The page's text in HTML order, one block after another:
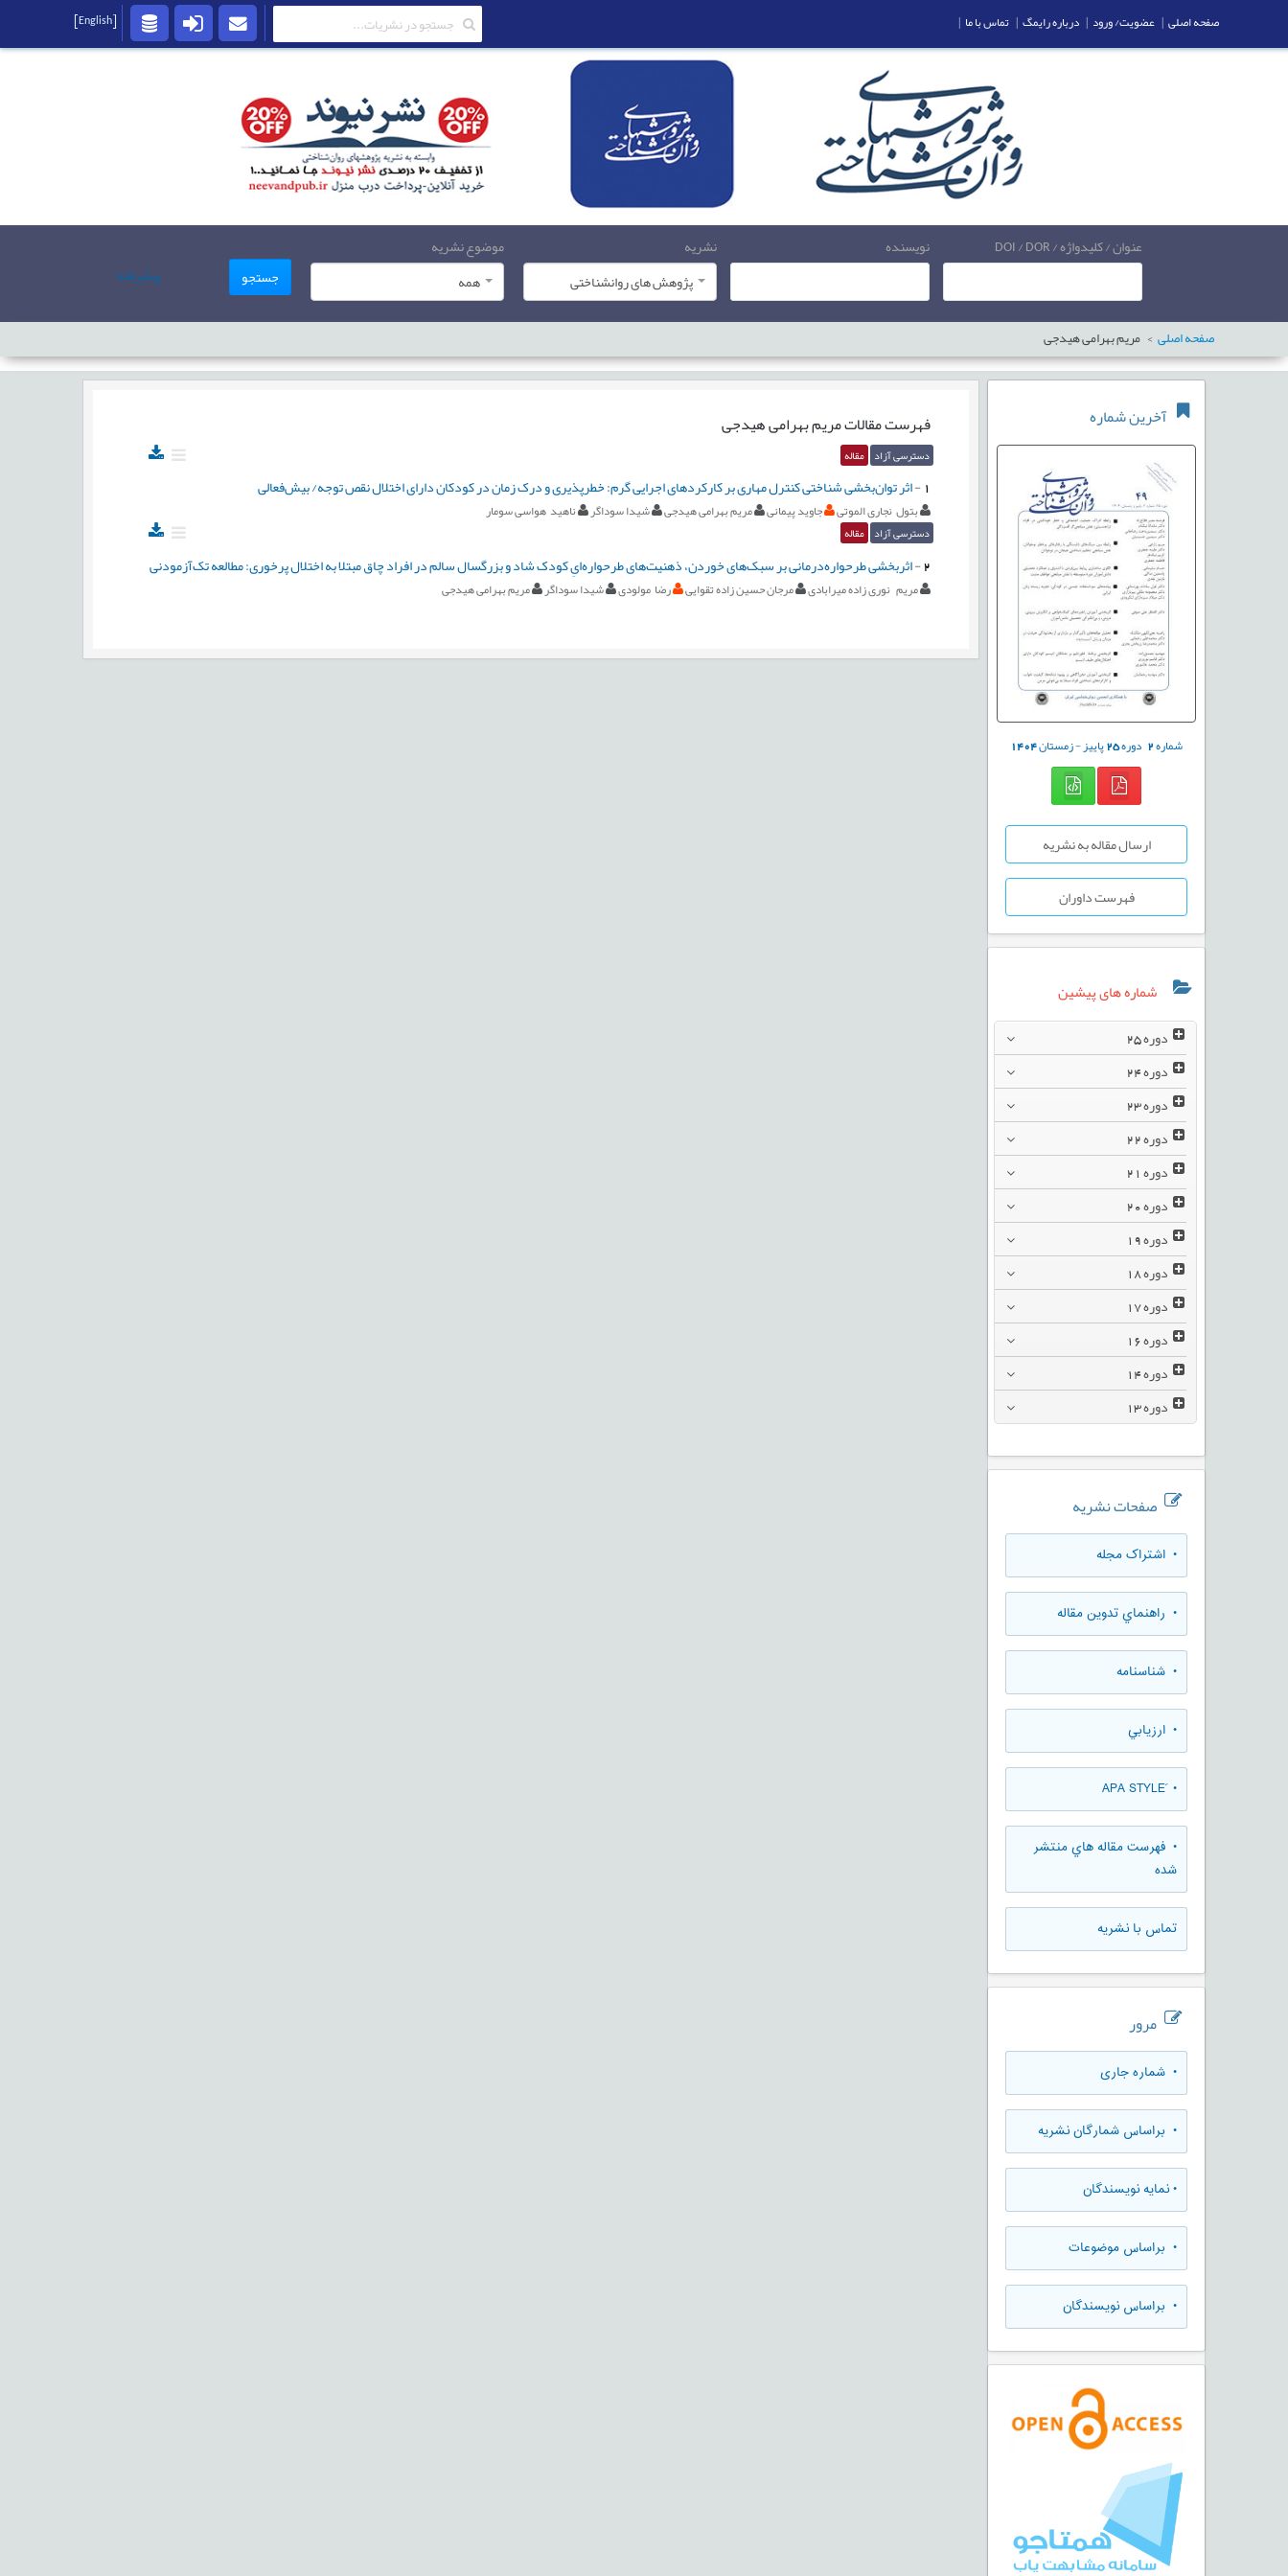
عنوان / کلیدواژه / DOI / DOR نویسنده
نشریه
پژوهش های روانشناختی
موضوع نشریه
همه
جستجو پیشرفته
صفحه اصلی مریم بهرامی هیدجی
آخرین شماره
شماره2 دوره25پاییز - زمستان1404
ارسال مقاله به نشریه
فهرست داوران
شماره های پیشین
دوره
دوره
دوره
دوره
دوره
دوره
دوره
دوره
دوره
دوره
دوره
دوره
صفحات نشریه
• اشتراک مجله
• راهنماي تدوين مقاله
• شناسنامه
• ارزيابي
• َAPA STYLE
• فهرست مقاله هاي منتشر
شده
تماس با نشریه
مرور
• شماره جاری
• براساس شمارگان نشریه
•نمایه نویسندگان
• براساس موضوعات
• براساس نویسندگان
فهرست مقالاتمریم بهرامی هیدجی
دسترسی آزاد مقاله
1
-اثر توان‌بخشی شناختی کنترل مهاری بر کارکردهای اجرایی گرم: خطرپذیری و درک زمان در کودکان دارای اختلال نقص توجه/ بیش‌فعالی
بتول نجاری الموتی جاوید پیمانی مریم بهرامی هیدجی شیدا سوداگر ناهید هواسی سومار
دسترسی آزاد مقاله
2
-اثربخشی طرحواره‌درمانی بر سبک‌های خوردن، ذهنیت‌های طرحواره‌ایِ کودک شاد و بزرگسال سالم در افراد چاق مبتلا به اختلال پرخوری: مطالعه تک‌آزمودنی
مریم نوری زاده میرابادی مرجان حسین زاده تقوایی رضا مولودی شیدا سوداگر مریم بهرامی هیدجی
صفحه اصلی | عضویت/ ورود | درباره رایمگ | تماس با ما |
[English]